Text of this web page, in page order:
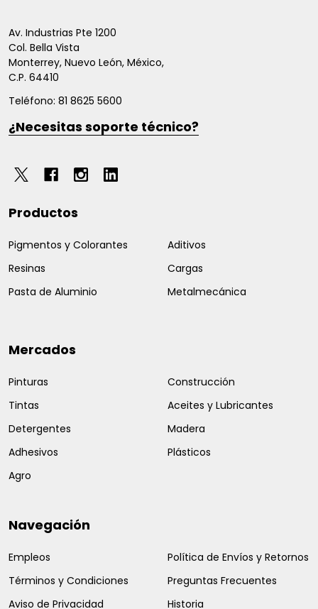
de
página
Av. Industrias Pte 1200
Col. Bella Vista
Monterrey, Nuevo León, México,
C.P. 64410
Teléfono: 81 8625 5600
¿Necesitas soporte técnico?
Productos
Pigmentos y Colorantes
Resinas
Pasta de Aluminio
Aditivos
Cargas
Metalmecánica
Mercados
Pinturas
Tintas
Detergentes
Adhesivos
Agro
Construcción
Aceites y Lubricantes
Madera
Plásticos
Navegación
Empleos
Términos y Condiciones
Aviso de Privacidad
Política de Envíos y Retornos
Preguntas Frecuentes
Historia